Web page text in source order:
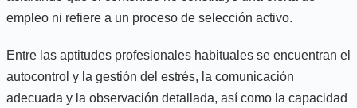
empleo ni refiere a un proceso de selección activo.
Entre las aptitudes profesionales habituales se encuentran el
autocontrol y la gestión del estrés, la comunicación
adecuada y la observación detallada, así como la capacidad